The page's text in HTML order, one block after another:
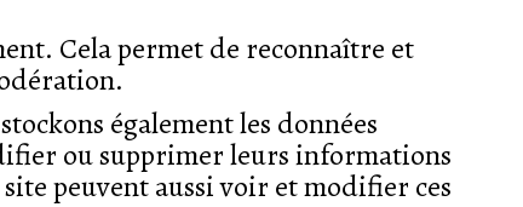
Cela permet de reconnaître et
également les données
ou supprimer leurs informations
peuvent aussi voir et modifier ces